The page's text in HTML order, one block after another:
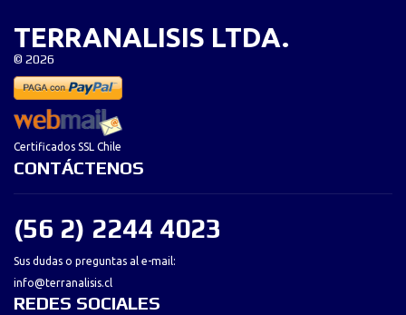
TERRANALISIS LTDA.
© 2026
Certificados SSL Chile
CONTÁCTENOS
(56 2) 2244 4023
Sus dudas o preguntas al e-mail:
info@terranalisis.cl
REDES SOCIALES